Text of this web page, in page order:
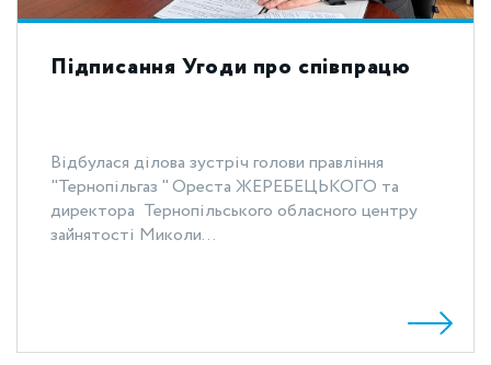
Підписання Угоди про співпрацю
Відбулася ділова зустріч голови правління
"Тернопільгаз " Ореста ЖЕРЕБЕЦЬКОГО та
директора Тернопільського обласного центру
зайнятості Миколи...